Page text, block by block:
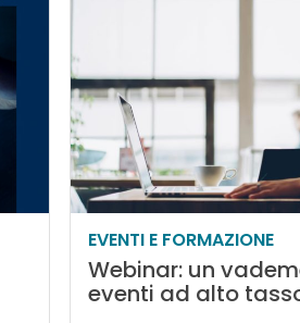
EVENTI E FORMAZIONE
Webinar: un
eventi ad alto